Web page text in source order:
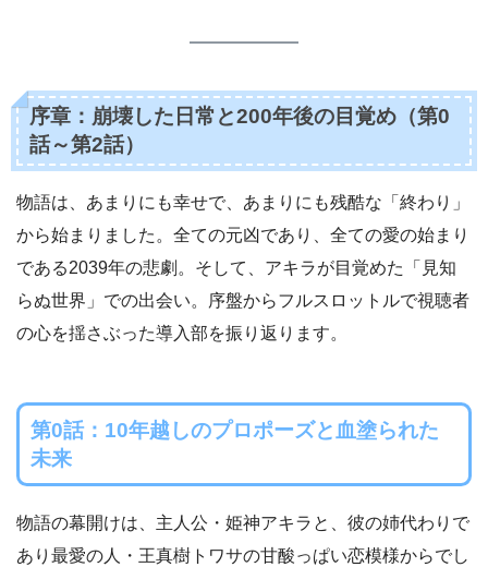
序章：崩壊した日常と200年後の目覚め（第0
話～第2話）
物語は、あまりにも幸せで、あまりにも残酷な「終わり」
から始まりました。全ての元凶であり、全ての愛の始まり
である2039年の悲劇。そして、アキラが目覚めた「見知
らぬ世界」での出会い。序盤からフルスロットルで視聴者
の心を揺さぶった導入部を振り返ります。
第0話：10年越しのプロポーズと血塗られた
未来
物語の幕開けは、主人公・姫神アキラと、彼の姉代わりで
あり最愛の人・王真樹トワサの甘酸っぱい恋模様からでし